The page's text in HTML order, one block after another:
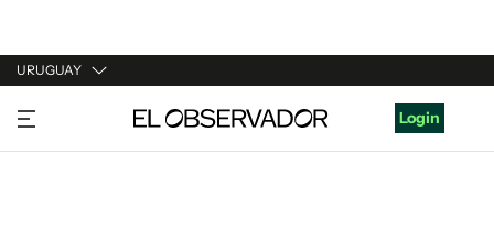
URUGUAY
URUGUAY
ARGENTINA
Login